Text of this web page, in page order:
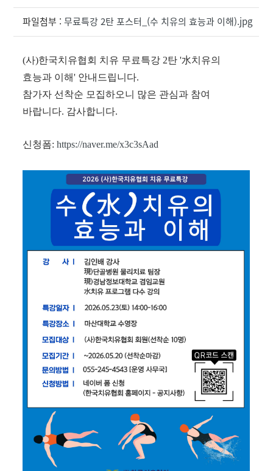
파일첨부 :무료특강 2탄 포스터_(수 치유의 효능과 이해).jpg
(사)한국치유협회 치유 무료특강 2탄 '水치유의
효능과 이해' 안내드립니다.
참가자 선착순 모집하오니 많은 관심과 참여
바랍니다. 감사합니다.
신청폼:https://naver.me/x3c3sAad